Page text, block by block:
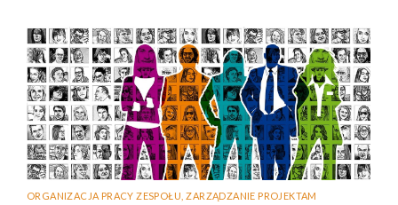
ORGANIZACJA PRACY ZESPOŁU ZARZĄDZANIE PROJEKTAM